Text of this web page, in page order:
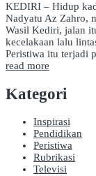
KEDIRI – Hidup
Nadyatu Az Zahro,
Wasil Kediri, jalan
kecelakaan lalu
Peristiwa itu terjadi
read more
Kategori
Inspirasi
Pendidikan
Peristiwa
Rubrikasi
Televisi